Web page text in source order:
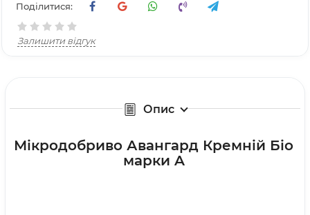
Поділитися:
Залишити відгук
Опис
Мікродобриво Авангард Кремній Біо
марки A